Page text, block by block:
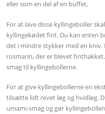
eller som en del af en buffet.
For at lave disse kyllingeboller
kyllingekødet fint. Du kan enten
det i mindre stykker med en
rosmarin, der er blevet
smag til kyllingebollerne.
For at give kyllingebollerne en
tilsætte lidt revet løg og hvidløg.
umami-smag og gør